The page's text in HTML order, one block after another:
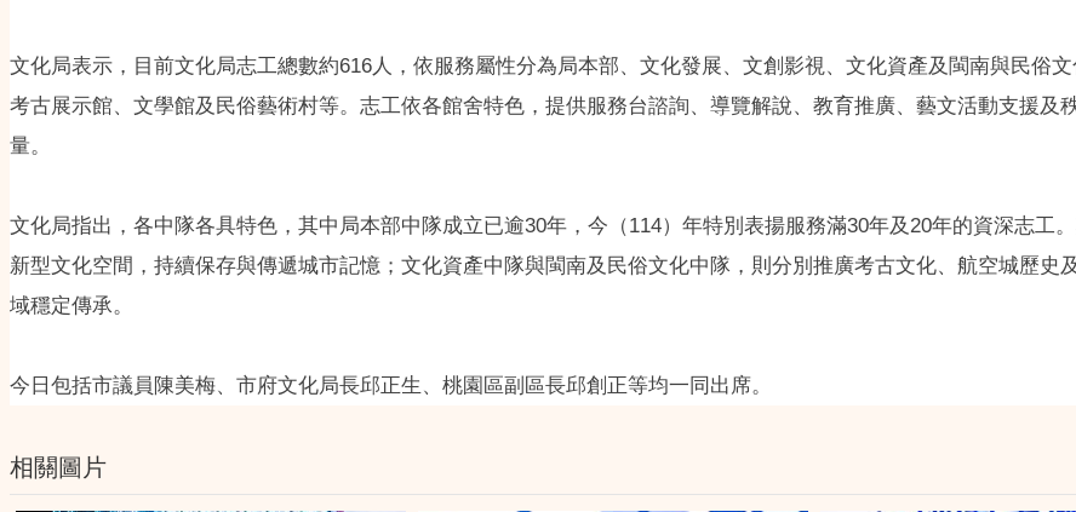
文化局表示，目前文化局志工總數約616人，依服務屬性分為局本部、文化發展、文創影視、文化資產及閩南與民俗
考古展示館、文學館及民俗藝術村等。志工依各館舍特色，提供服務台諮詢、導覽解說、教育推廣、藝文活動支援及
量。
文化局指出，各中隊各具特色，其中局本部中隊成立已逾30年，今（114）年特別表揚服務滿30年及20年的資深志工
新型文化空間，持續保存與傳遞城市記憶；文化資產中隊與閩南及民俗文化中隊，則分別推廣考古文化、航空城歷
域穩定傳承。
今日包括市議員陳美梅、市府文化局長邱正生、桃園區副區長邱創正等均一同出席。
相關圖片